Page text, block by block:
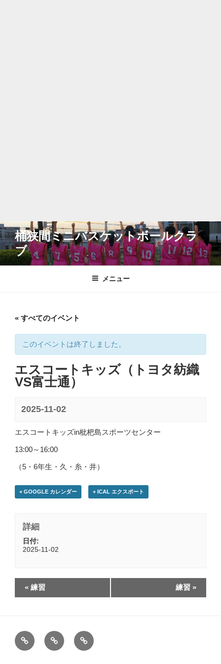
コ
ン
テ
桶狭間ミニバスケットボールクラ
ブ
メニュー
« すべてのイベント
このイベントは終了しました。
エスコートキッズ（トヨタ紡織
VS富士通）
2025-11-02
エスコートキッズin枇杷島スポーツセンター
13:00～16:00
（5・6年生・久・糸・井）
+ GOOGLE カレンダー + ICAL エクスポート
詳細
日付:
2025-11-02
« 練習 練習 »
HOME
お
問
Calender